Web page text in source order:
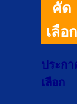
คัด
เลือก
ประก
เลือก